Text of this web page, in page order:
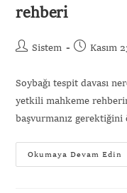
rehberi
Sistem Kasım
Soybağı tespit davası
yetkili mahkeme
başvurmanız gerektiğini
Okumaya Devam Edin